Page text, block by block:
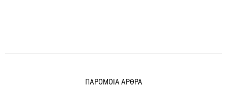
ΠΑΡΟΜΟΙΑ ΑΡΘΡΑ